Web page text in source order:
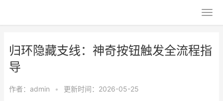
归环隐藏支线：神奇按钮触发全流程指
导
作者： admin • 更新时间：2026-05-25